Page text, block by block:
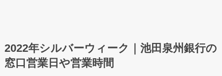
2022年シルバーウィーク｜池田泉州銀行の
窓口営業日や営業時間